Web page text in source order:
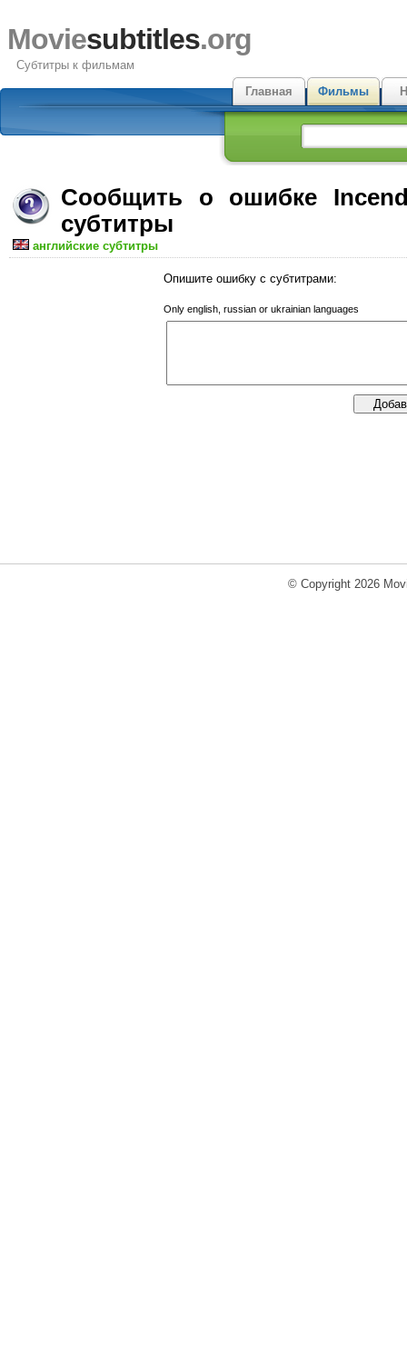
Moviesubtitles.org
Субтитры к фильмам
Главная
Фильмы
Сообщить о ошибке
субтитры
английские субтитры
Опишите ошибку с субтитрами:
Only english, russian or ukrainian languages
© Copyright 2026